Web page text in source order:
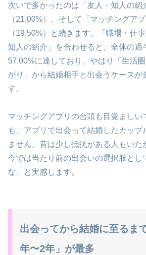
次いで多かったのは「友人・知人の紹
（21.00%）、そして「マッチングア
（19.50%）と続きます。「職場・仕
知人の紹介」を合わせると、全体の過
57.00%に達しており、やはり「生活
がり」から結婚相手と出会うケースが
す。
マッチングアプリの台頭も目覚ましい
も、アプリで出会って結婚したカップ
ません。昔は少し抵抗がある人もいた
今では当たり前の出会いの選択肢とし
な、と実感します。
出会ってから結婚に至るま
年〜2年」が最多